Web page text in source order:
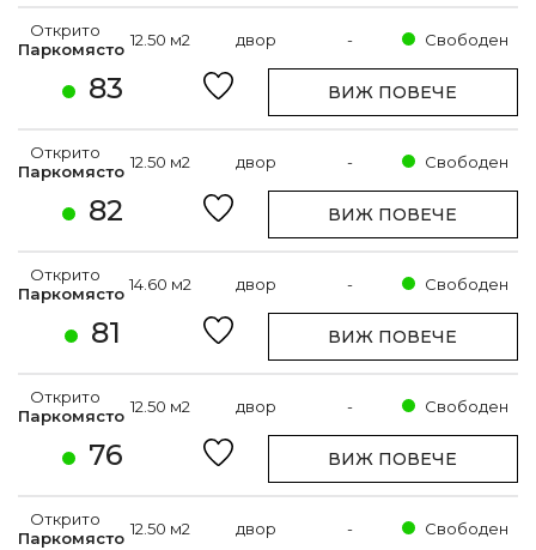
83
Открито
Паркомясто 12.50 м2 двор - Свободен
ВИЖ ПОВЕЧЕ
82
Открито
Паркомясто 12.50 м2 двор - Свободен
ВИЖ ПОВЕЧЕ
81
Открито
Паркомясто 14.60 м2 двор - Свободен
ВИЖ ПОВЕЧЕ
76
Открито
Паркомясто 12.50 м2 двор - Свободен
ВИЖ ПОВЕЧЕ
Открито
Паркомясто 12.50 м2 двор - Свободен